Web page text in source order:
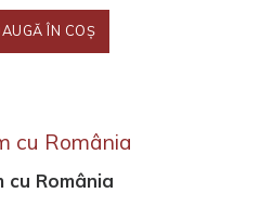
ÎN COŞ
cu România